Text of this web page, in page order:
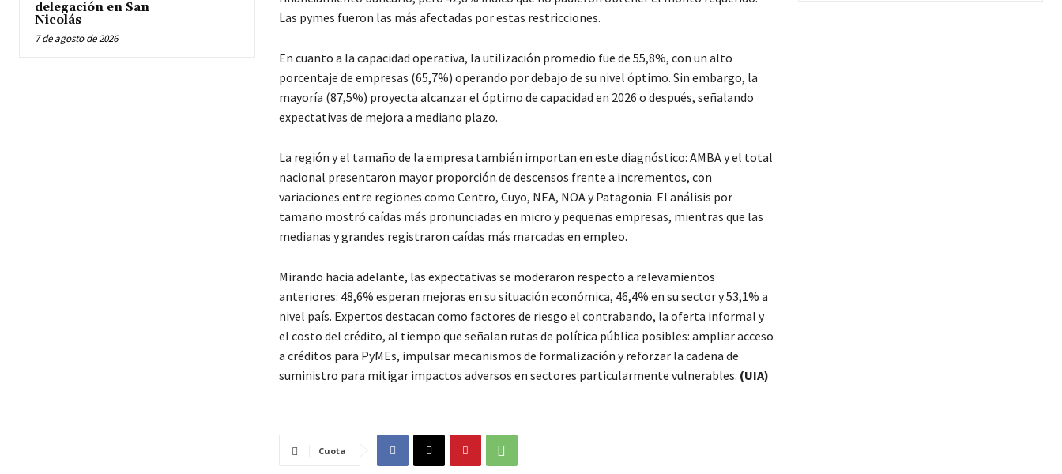
delegación en San
Nicolás
7 de agosto de 2026
Las pymes fueron las más afectadas por estas restricciones.
En cuanto a la capacidad operativa, la utilización promedio fue de 55,8%, con un alto
porcentaje de empresas (65,7%) operando por debajo de su nivel óptimo. Sin embargo, la
mayoría (87,5%) proyecta alcanzar el óptimo de capacidad en 2026 o después, señalando
expectativas de mejora a mediano plazo.
La región y el tamaño de la empresa también importan en este diagnóstico: AMBA y el total
nacional presentaron mayor proporción de descensos frente a incrementos, con
variaciones entre regiones como Centro, Cuyo, NEA, NOA y Patagonia. El análisis por
tamaño mostró caídas más pronunciadas en micro y pequeñas empresas, mientras que las
medianas y grandes registraron caídas más marcadas en empleo.
Mirando hacia adelante, las expectativas se moderaron respecto a relevamientos
anteriores: 48,6% esperan mejoras en su situación económica, 46,4% en su sector y 53,1% a
nivel país. Expertos destacan como factores de riesgo el contrabando, la oferta informal y
el costo del crédito, al tiempo que señalan rutas de política pública posibles: ampliar acceso
a créditos para PyMEs, impulsar mecanismos de formalización y reforzar la cadena de
suministro para mitigar impactos adversos en sectores particularmente vulnerables. (UIA)
Cuota